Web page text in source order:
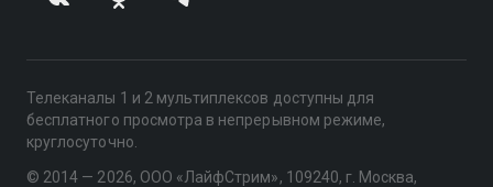
Телеканалы 1 и 2 мультиплексов доступны для
бесплатного просмотра в непрерывном режиме,
круглосуточно.
© 2014 — 2026, ООО «ЛайфСтрим», 109240, г. Москва,